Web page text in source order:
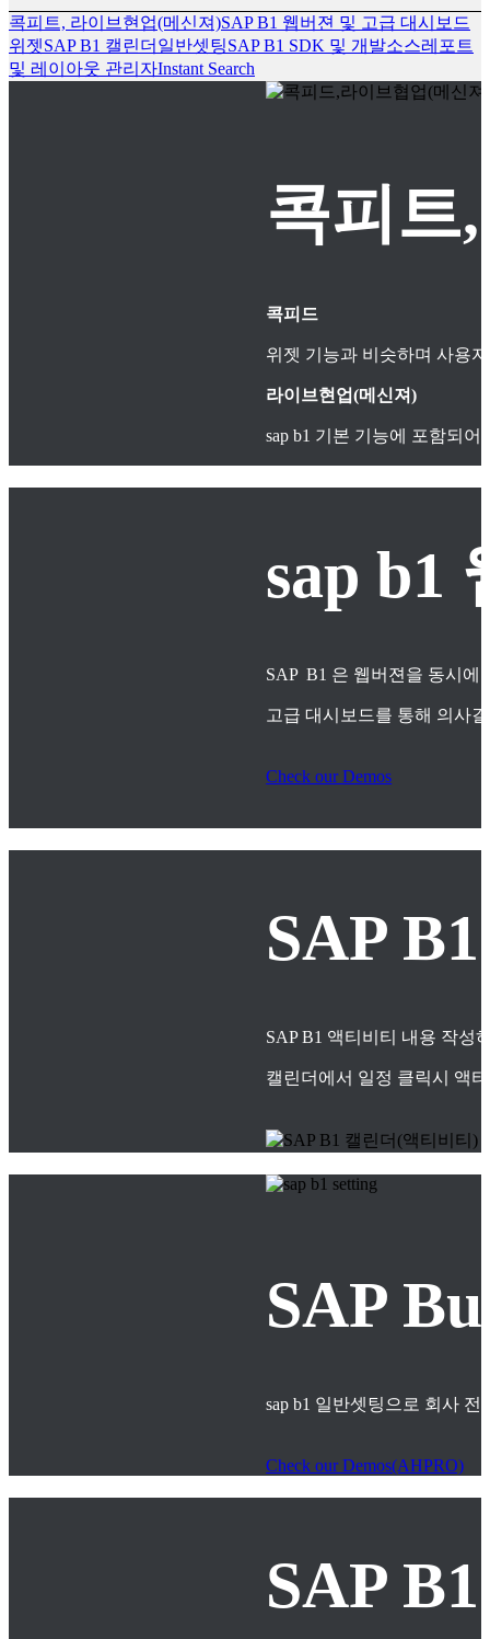
콕피트, 라이브현업(메신져)SAP B1 웹버젼 및 고급 대시보드
위젯SAP B1 캘린더 일반셋팅SAP B1 SDK 및 개발소스레포트
및 레이아웃 관리자Instant Search
콕피트
콕피드
위젯 기능과 비슷하며 사용
라이브현업(메신져)
sap b1 기본 기능에 포함되
sap b1
SAP B1 은 웹버젼을 동시에
고급 대시보드를 통해 의사
Check our Demos
SAP
SAP B1 액티비티 내용 작성
캘린더에서 일정 클릭시 액
SAP
sap b1 일반셋팅으로 회사
Check our Demos(AHPRO)
SAP